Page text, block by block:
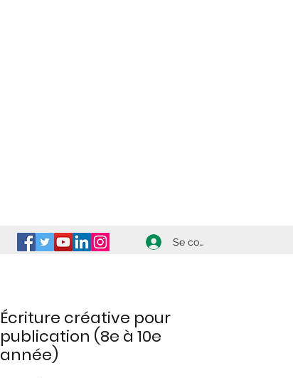
Se connecter
Écriture créative pour
publication (8e à 10e
année)